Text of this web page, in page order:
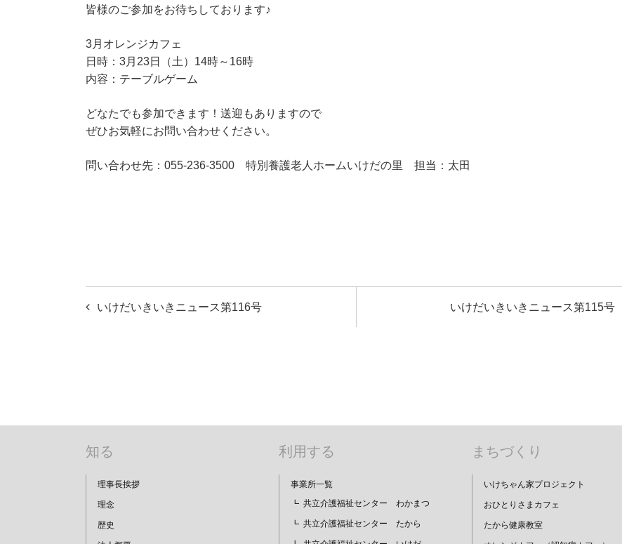
皆様のご参加をお待ちしております♪
3月オレンジカフェ
日時：3月23日（土）14時～16時
内容：テーブルゲーム
どなたでも参加できます！送迎もありますので
ぜひお気軽にお問い合わせください。
問い合わせ先：055-236-3500 特別養護老人ホームいけだの里 担当：太田
ー
シ
ョ
ン
いけだいきいきニュース第115号
いけだいきいきニュース第116号
知る
理事長挨拶
理念
歴史
利用する
事業所一覧
共立介護福祉センター わかまつ
共立介護福祉センター たから
まちづくり
いけちゃん家プロジェクト
おひとりさまカフェ
たから健康教室